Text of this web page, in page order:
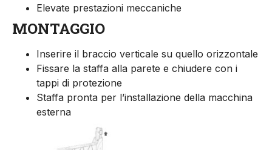
Elevate prestazioni meccaniche
MONTAGGIO
Inserire il braccio verticale su quello orizzontale
Fissare la staffa alla parete e chiudere con i
tappi di protezione
Staffa pronta per l’installazione della macchina
esterna